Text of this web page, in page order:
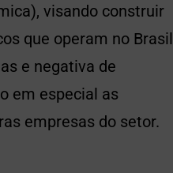
visando construir
que operam no Brasil
e negativa de
em especial as
empresas do setor.